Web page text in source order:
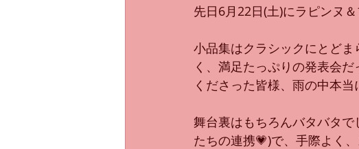
生徒さんのお声 表彰♡ オンライン
先日6月22日(土)にラピンヌ
小品集はクラシックにとど
く、満足たっぷりの発表会
くださった皆様、雨の中本当
舞台裏はもちろんバタバタ
たちの連携💗)で、手際よく